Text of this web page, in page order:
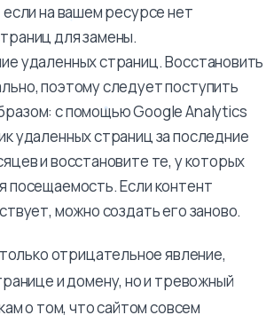
на вашем ресурсе нет
для замены.
удаленных страниц. Восстановить
поэтому следует поступить
с помощью Google Analytics
удаленных страниц за последние
и восстановите те, у которых
посещаемость. Если контент
можно создать его заново.
отрицательное явление,
и домену, но и тревожный
о том, что сайтом совсем